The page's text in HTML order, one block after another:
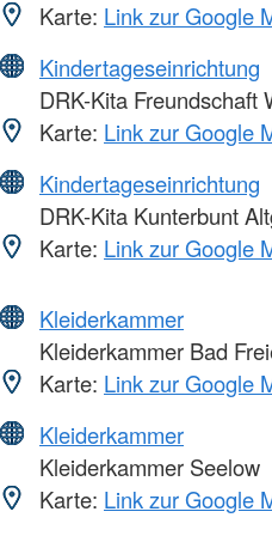
Karte: Link zur Google
Kindertageseinrichtung
DRK-Kita Freundschaft
Karte: Link zur Google
Kindertageseinrichtung
DRK-Kita Kunterbunt
Karte: Link zur Google
Kleiderkammer
Kleiderkammer Bad
Karte: Link zur Google
Kleiderkammer
Kleiderkammer Seelow
Karte: Link zur Google